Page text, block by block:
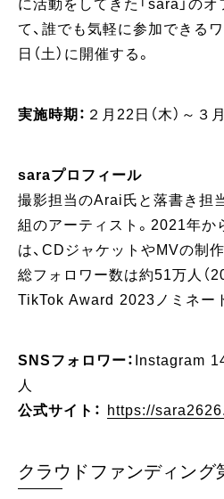
に活動をしてきた「sara」の
て、誰でも気軽に参加できる
日（土）に開催する。
実施時期： ２月22日（木）～３
saraプロフィール
撮影担当のArai氏と落書き担
組のアーティスト。2021年か
は、CDジャケットやMVの制
総フォロワー数は約51万人（
TikTok Award 2023ノミネー
SNSフォロワー： Instagram
人
公式サイト：
https://
クラウドファンディング